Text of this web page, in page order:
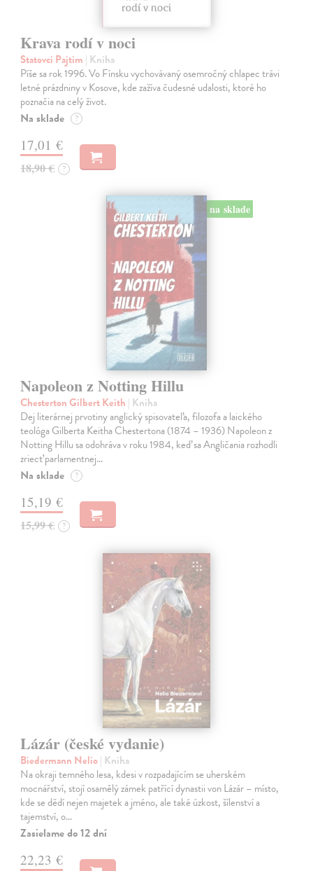
Krava rodí v noci
Statovci Pajtim | Kniha
Píše sa rok 1996. Vo Fínsku vychovávaný osemročný chlapec trávi
letné prázdniny v Kosove, kde zažíva čudesné udalosti, ktoré ho
poznačia na celý život.
Na sklade ?
17,01 €
18,90 € ?
na sklade
Napoleon z Notting Hillu
Chesterton Gilbert Keith | Kniha
Dej literárnej prvotiny anglický spisovateľa, filozofa a laického
teológa Gilberta Keitha Chestertona (1874 – 1936) Napoleon z
Notting Hillu sa odohráva v roku 1984, keď sa Angličania rozhodli
zriecť parlamentnej…
Na sklade ?
15,19 €
15,99 € ?
Lázár (české vydanie)
Biedermann Nelio| Kniha
Na okraji temného lesa, kdesi v rozpadajícím se uherském
mocnářství, stojí osamělý zámek patřící dynastii von Lázár – místo,
kde se dědí nejen majetek a jméno, ale také úzkost, šílenství a
tajemství, o…
Zasielame do 12 dní
22,23 €